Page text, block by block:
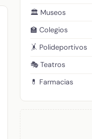
🏛️ Museos
🏫 Colegios
🤸 Polideportivos
🎭 Teatros
💊 Farmacias